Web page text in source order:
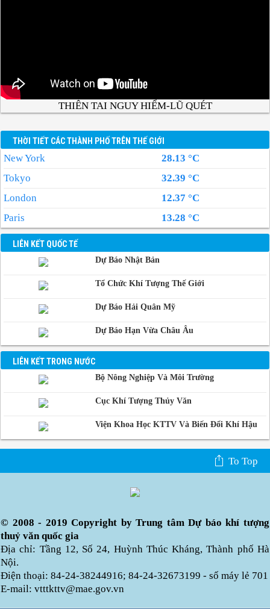
THIÊN TAI NGUY HIỂM-LŨ QUÉT
THỜI TIẾT CÁC THÀNH PHỐ TRÊN THẾ GIỚI
New York
28.13 °C
Tokyo
32.39 °C
London
12.37 °C
Paris
13.28 °C
LIÊN KẾT QUỐC TẾ
Dự Báo Nhật Bản
Tổ Chức Khí Tượng Thế Giới
Dự Báo Hải Quân Mỹ
Dự Báo Hạn Vừa Châu Âu
LIÊN KẾT TRONG NƯỚC
Bộ Nông Nghiệp Và Môi Trường
Cục Khí Tượng Thủy Văn
Viện Khoa Học KTTV Và Biến Đổi Khí Hậu
To Top
© 2008 - 2019 Copyright by Trung tâm Dự báo khí tượng
thuỷ văn quốc gia
Địa chỉ: Tầng 12, Số 24, Huỳnh Thúc Kháng, Thành phố Hà
Nội.
Điện thoại: 84-24-38244916; 84-24-32673199 - số máy lẻ 701
E-mail: vtttkttv@mae.gov.vn